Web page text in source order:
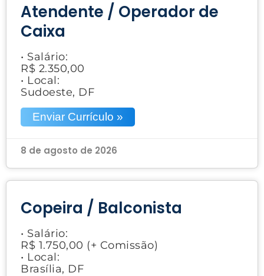
Atendente / Operador de
Caixa
• Salário:
R$ 2.350,00
• Local:
Sudoeste, DF
Enviar Currículo »
8 de agosto de 2026
Copeira / Balconista
• Salário:
R$ 1.750,00 (+ Comissão)
• Local:
Brasília, DF